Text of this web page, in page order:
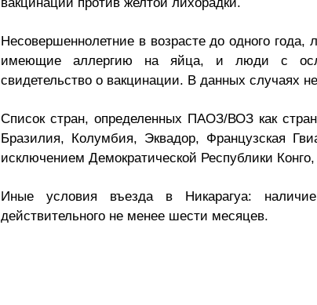
Несовершеннолетние в возрасте до одного
имеющие аллергию на яйца, и люди с
свидетельство о вакцинации. В данных случаях
Список стран, определенных ПАОЗ/ВОЗ как
Бразилия, Колумбия, Эквадор, Французская
исключением Демократической Республики
Иные условия въезда в Никарагуа: наличие
действительного не менее шести месяцев.